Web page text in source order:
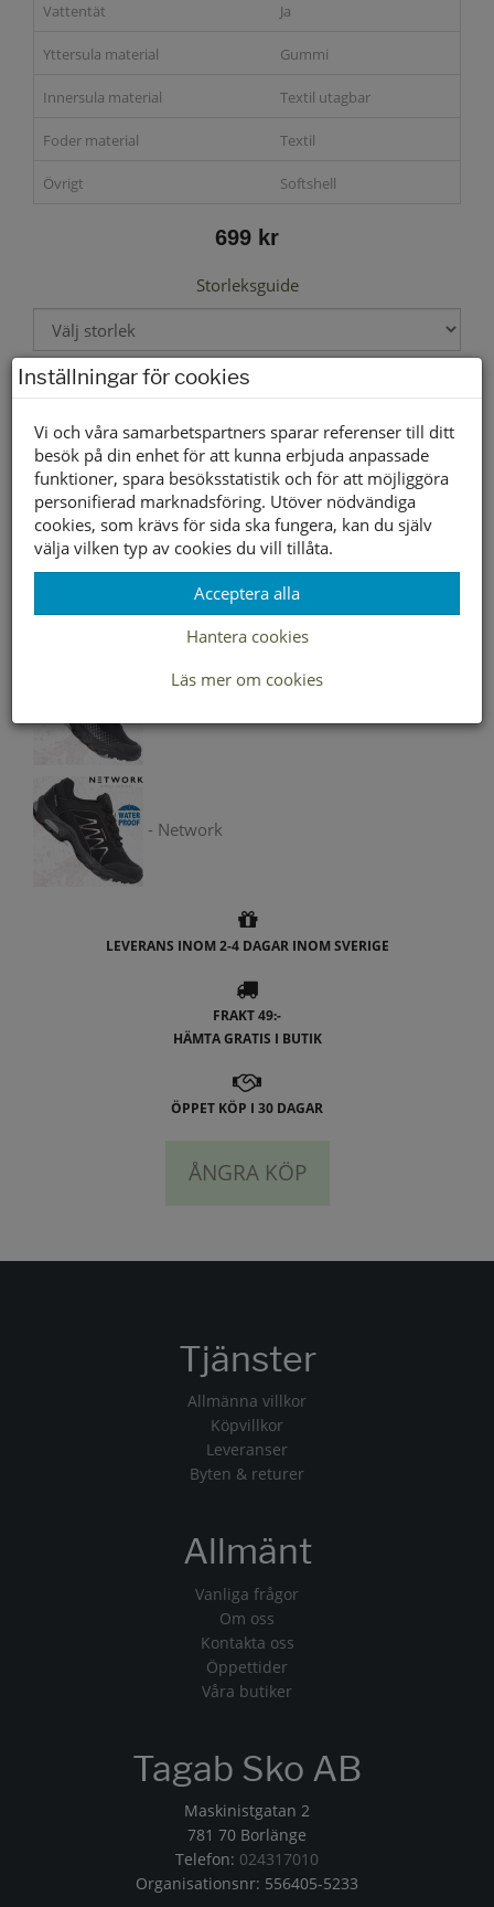
Vattentät Ja
Yttersula material Gummi
Innersula material Textil utagbar
Foder material Textil
Övrigt Softshell
699 kr
Storleksguide
Välj storlek först
Lagerstatus per butik
Butik
36 37 38 39 40 41
Borlänge
Buffert lager
- Network
LEVERANS INOM 2-4 DAGAR INOM SVERIGE
FRAKT 49:-
HÄMTA GRATIS I BUTIK
ÖPPET KÖP I 30 DAGAR
ÅNGRA KÖP
Inställningar för cookies
Vi och våra samarbetspartners sparar referenser till ditt
besök på din enhet för att kunna erbjuda anpassade
funktioner, spara besöksstatistik och för att möjliggöra
personifierad marknadsföring. Utöver nödvändiga
cookies, som krävs för sida ska fungera, kan du själv
välja vilken typ av cookies du vill tillåta.
Acceptera alla
Hantera cookies
Läs mer om cookies
Tjänster
Allmänna villkor
Köpvillkor
Leveranser
Byten & returer
Allmänt
Vanliga frågor
Om oss
Kontakta oss
Öppettider
Våra butiker
Tagab Sko AB
Maskinistgatan 2
781 70 Borlänge
Telefon: 024317010
Organisationsnr: 556405-5233